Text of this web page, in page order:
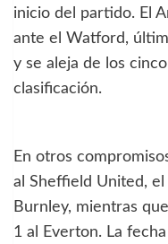
inicio del partido. El
ante el Watford,
y se aleja de los
clasificación.
En otros
al Sheffield United,
Burnley, mientras
1 al Everton. La